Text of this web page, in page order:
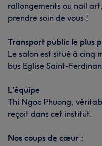
rallongements ou nail
prendre soin de vous !
Transport public le plus
Le salon est situé à cinq
bus Eglise Saint-
L’équipe
Thi Ngoc Phuong,
reçoit dans cet institut.
Nos coups de cœur :